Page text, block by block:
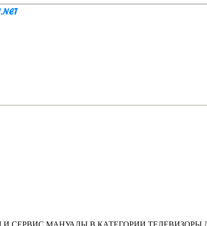
СЕРВИС МАНУАЛЫ В КАТЕГОРИИ ТЕЛЕВИЗОРЫ